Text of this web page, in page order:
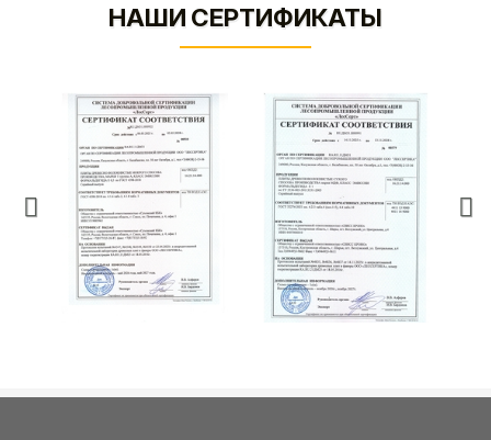
НАШИ СЕРТИФИКАТЫ